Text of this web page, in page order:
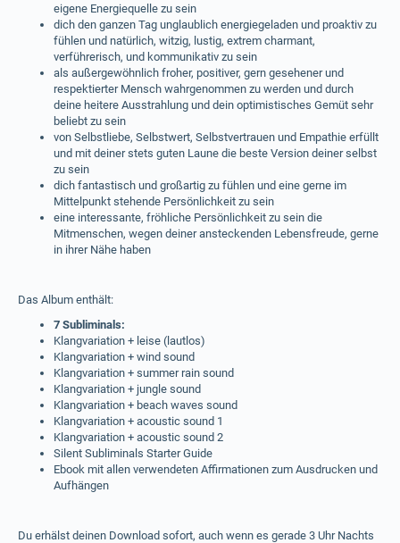
eigene Energiequelle zu sein
dich den ganzen Tag unglaublich energiegeladen und proaktiv zu
fühlen und natürlich, witzig, lustig, extrem charmant,
verführerisch, und kommunikativ zu sein
als außergewöhnlich froher, positiver, gern gesehener und
respektierter Mensch wahrgenommen zu werden und durch
deine heitere Ausstrahlung und dein optimistisches Gemüt sehr
beliebt zu sein
von Selbstliebe, Selbstwert, Selbstvertrauen und Empathie erfüllt
und mit deiner stets guten Laune die beste Version deiner selbst
zu sein
dich fantastisch und großartig zu fühlen und eine gerne im
Mittelpunkt stehende Persönlichkeit zu sein
eine interessante, fröhliche Persönlichkeit zu sein die
Mitmenschen, wegen deiner ansteckenden Lebensfreude, gerne
in ihrer Nähe haben
Das Album enthält:
7 Subliminals:
Klangvariation + leise (lautlos)
Klangvariation + wind sound
Klangvariation + summer rain sound
Klangvariation + jungle sound
Klangvariation + beach waves sound
Klangvariation + acoustic sound 1
Klangvariation + acoustic sound 2
Silent Subliminals Starter Guide
Ebook mit allen verwendeten Affirmationen zum Ausdrucken und
Aufhängen
Du erhälst deinen Download sofort, auch wenn es gerade 3 Uhr Nachts